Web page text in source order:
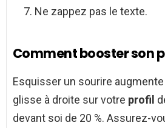
Ne zappez pas le texte.
Comment booster son
Esquisser un sourire augmente
glisse à droite sur votre profil
devant soi de 20 %. Assurez-